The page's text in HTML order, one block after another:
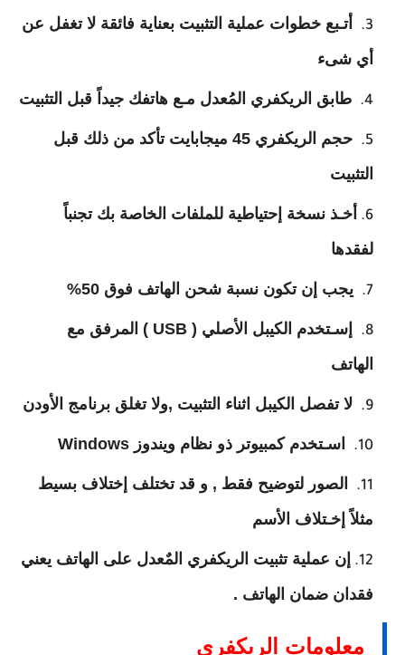
أتـبع خطوات عملية التثبيت بعناية فائقة لا تغفل عن
أي شىء
طابق الريكفري المُعدل مـع هاتفك جيداً قبل التثبيت
حجم الريكفري 45 ميجابايت تأكد من ذلك قبل
التثبيت
أخـذ نسخة إحتياطية للملفات الخاصة بك تجنباً
لفقدها
يجب إن تكون نسبة شحن الهاتف فوق 50%
إسـتخدم الكيبل الأصلي ( USB ) المرفق مع
الهاتف
لا تفصل الكيبل اثناء التثبيت ,ولا تغلق برنامج الأودن
اسـتخدم كمبيوتر ذو نظام ويندوز Windows
الصور لتوضيح فقط , و قد تختلف إختلاف بسيط
مثلاً إخـتلاف الأسم
إن عملية تثبيت الريكفري المٌعدل على الهاتف يعني
فقدان ضمان الهاتف .
معلومات الريكفري